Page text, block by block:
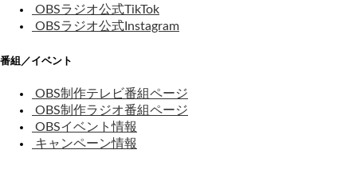
OBSラジオ公式TikTok
OBSラジオ公式Instagram
番組／イベント
OBS制作テレビ番組ページ
OBS制作ラジオ番組ページ
OBSイベント情報
キャンペーン情報